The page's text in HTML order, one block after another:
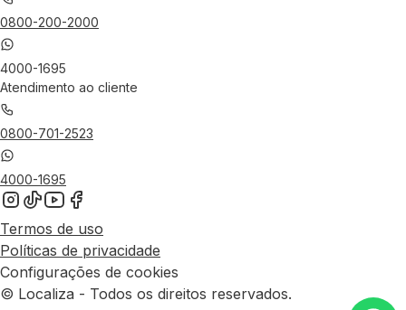
0800-200-2000
4000-1695
Atendimento ao cliente
0800-701-2523
4000-1695
Termos de uso
Políticas de privacidade
Configurações de cookies
© Localiza - Todos os direitos reservados.